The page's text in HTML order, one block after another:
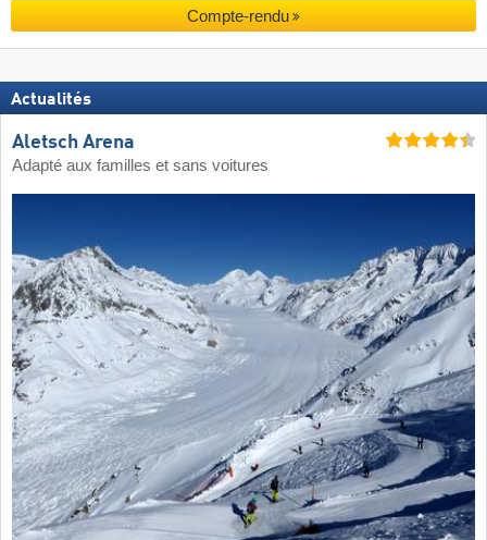
Compte-rendu
Actualités
Aletsch Arena
Adapté aux familles et sans voitures